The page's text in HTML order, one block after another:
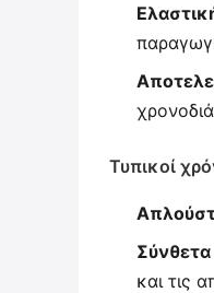
Τυπικοί
και τις